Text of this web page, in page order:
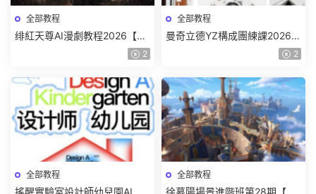
全部教程
绯紅天尊AI漫劇教程2026【畫
2
全部教程
曼奇立德YZ構成團練課2026年
8月已結課【畫質高清有課件】
2
全部教程 全部教程